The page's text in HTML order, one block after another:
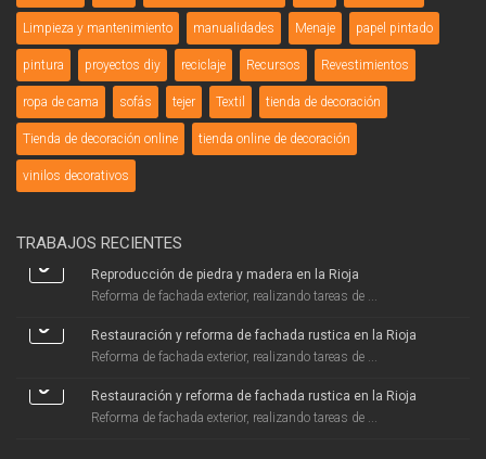
Limpieza y mantenimiento manualidades Menaje papel pintado
pintura proyectos diy reciclaje Recursos Revestimientos
ropa de cama sofás tejer Textil tienda de decoración
Tienda de decoración online tienda online de decoración
vinilos decorativos
TRABAJOS RECIENTES
Reproducción de piedra y madera en la Rioja
Reforma de fachada exterior, realizando tareas de ...
Restauración y reforma de fachada rustica en la Rioja
Reforma de fachada exterior, realizando tareas de ...
Restauración y reforma de fachada rustica en la Rioja
Reforma de fachada exterior, realizando tareas de ...